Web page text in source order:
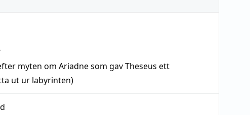
myten om Ariadne som gav Theseus ett
ut ur labyrinten)